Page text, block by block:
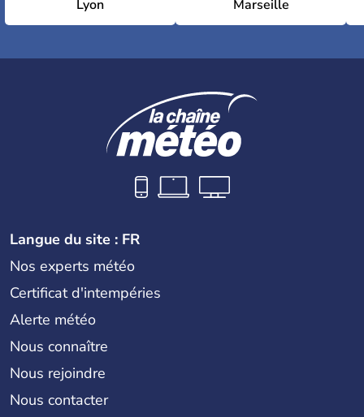
Lyon Marseille
Langue du site : FR
Nos experts météo
Certificat d'intempéries
Alerte météo
Nous connaître
Nous rejoindre
Nous contacter